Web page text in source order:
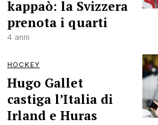
kappaò: la Svizzera
prenota i quarti
4 anni
HOCKEY
Hugo Gallet
castiga l’Italia di
Irland e Huras